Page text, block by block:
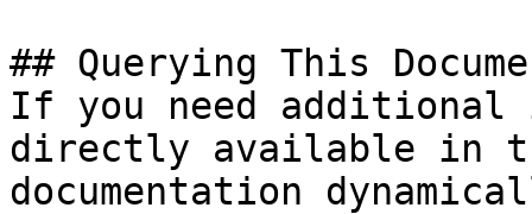
## Querying This
If you need
directly available in
documentation